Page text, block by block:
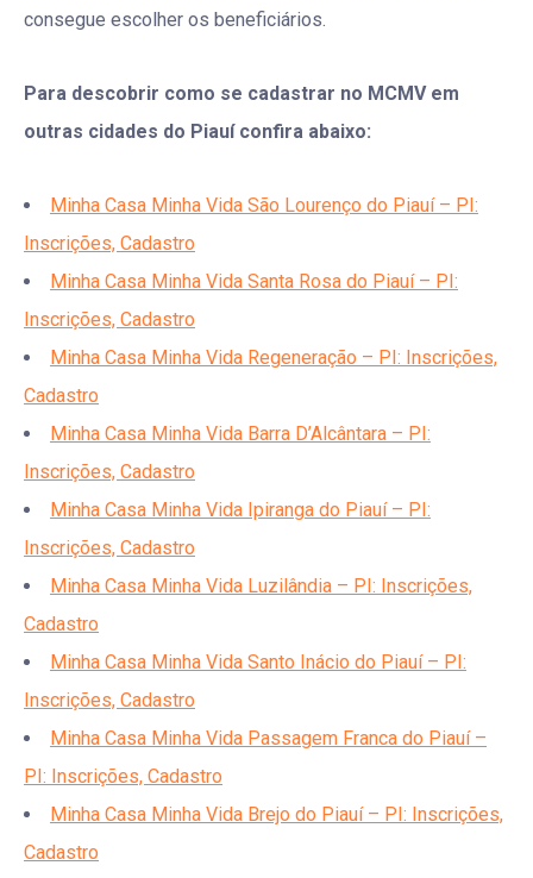
consegue escolher os beneficiários.
Para descobrir como se cadastrar no MCMV em
outras cidades do Piauí confira abaixo:
Minha Casa Minha Vida São Lourenço do Piauí – PI:
Inscrições, Cadastro
Minha Casa Minha Vida Santa Rosa do Piauí – PI:
Inscrições, Cadastro
Minha Casa Minha Vida Regeneração – PI: Inscrições,
Cadastro
Minha Casa Minha Vida Barra D’Alcântara – PI:
Inscrições, Cadastro
Minha Casa Minha Vida Ipiranga do Piauí – PI:
Inscrições, Cadastro
Minha Casa Minha Vida Luzilândia – PI: Inscrições,
Cadastro
Minha Casa Minha Vida Santo Inácio do Piauí – PI:
Inscrições, Cadastro
Minha Casa Minha Vida Passagem Franca do Piauí –
PI: Inscrições, Cadastro
Minha Casa Minha Vida Brejo do Piauí – PI: Inscrições,
Cadastro